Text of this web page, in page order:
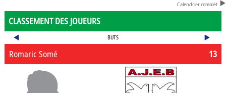
Calendrier complet
CLASSEMENT DES JOUEURS
BUTS
13
Romaric Somé